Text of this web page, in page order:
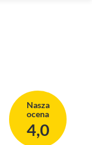
Nasza
ocena
4,0